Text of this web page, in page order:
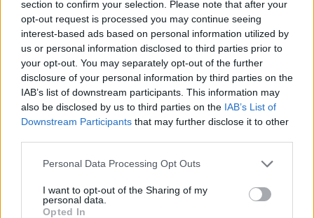
section to confirm your selection. Please note that after your
opt-out request is processed you may continue seeing
interest-based ads based on personal information utilized by
us or personal information disclosed to third parties prior to
your opt-out. You may separately opt-out of the further
disclosure of your personal information by third parties on the
IAB’s list of downstream participants. This information may
also be disclosed by us to third parties on the IAB’s List of
Downstream Participants that may further disclose it to other
Personal Data Processing Opt Outs
I want to opt-out of the Sharing of my
personal data.
Opted In
MANS DĀRZS
Nr. 8
Šķirstīt | Iegādāties
SANTA
Nr. 8
Šķirstīt | Iegādāties